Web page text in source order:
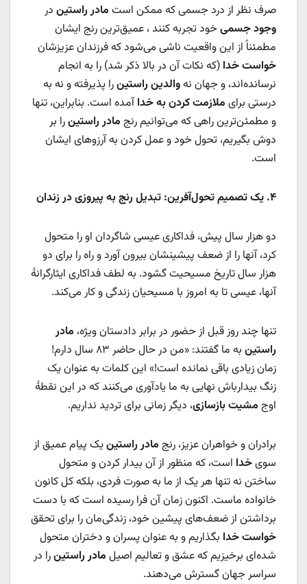
صرف نظر از درد جسمی که ممکن است مادر راستین در
وجود جسمیخود تجربه کنند ، عمیق‌ترین رنج ایشان
مطمئناً از این واقعیت ناشی می‌شود که فرزندان عزیزشان
خواست خدا (که نکات آن در بالا ذکر شد) را به انجام
نرسانده‌اند، و جهان نهوالدین راستینرا پذیرفته و نه به
درستی برای ملازمت کردن به خداآمده است. بنابراین، تنها
و مطمئن‌ترین راهی که می‌توانیم رنج مادر راستینرا بر
دوش بگیریم، تحول خود و عمل کردن به آرزوهای ایشان
است.
۴. یک تصمیم تحول‌آفرین: تبدیل رنج به پیروزی در زندان
دو هزار سال پیش، فداکاری عیسی شاگردان او را متحول
کرد، آنها را از ضعف پیشینشان بیرون آورد و راه را برای دو
هزار سال تاریخ مسیحیت گشود. به لطف فداکاری ایثارگرانۀ
آنها، عیسی تا به امروز با مسیحیان زندگی و کار می‌کند.
تنها چند روز قبل از حضور در برابر دادستان ویژه، مادر
راستین
به ما گفتند: «من در حال حاضر ۸۳ سال دارم!
زمان زیادی باقی نمانده است!» این کلمات به عنوان یک
زنگ بیدارباش نهایی به ما یادآوری می‌کنند که در این نقطۀ
اوج مشیت بازسازی، دیگر زمانی برای تردید نداریم.
برادران و خواهران عزیز، رنج مادر راستینیک پیام عمیق از
سویخدا است، که منظور از آن بیدار کردن و متحول
ساختن نه تنها هر یک از ما به صورت فردی، بلکه کل کانون
خانواده ماست. اکنون زمان آن فرا رسیده است که با دست
برداشتن از ضعف‌های پیشین خود، زندگی‌مان را برای تحقق
خواست خدا بگذاریم و به عنوان پسران و دختران متحول
شده‌ای برخیزیم که عشق و تعالیم اصیل مادر راستینرا در
سراسر جهان گسترش می‌دهند.